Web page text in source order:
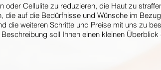
Cellulite zu reduzieren, die Haut zu
die auf die Bedürfnisse und Wünsche im
die weiteren Schritte und Preise mit uns zu
soll Ihnen einen kleinen Überblick